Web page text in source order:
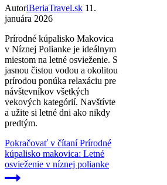
AutoriBeriaTravel.sk 11.
januára 2026
Prírodné kúpalisko Makovica
v Níznej Polianke je ideálnym
miestom na letné osvieženie. S
jasnou čistou vodou a okolitou
prírodou ponúka relaxáciu pre
návštevníkov všetkých
vekových kategórií. Navštívte
a užite si letné dni ako nikdy
predtým.
Pokračovať v čítaníPrírodné
kúpalisko makovica: Letné
osvieženie v níznej polianke